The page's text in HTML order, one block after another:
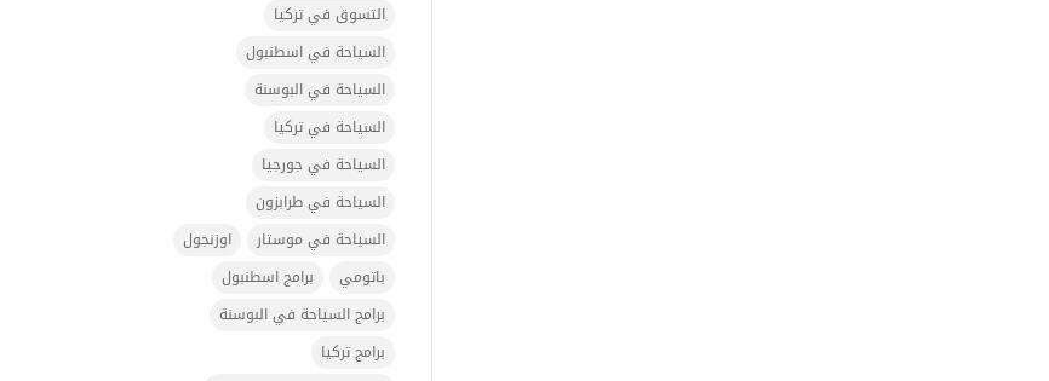
التسوق في تركيا
السياحة في اسطنبول
السياحة في البوسنة
السياحة في تركيا
السياحة في جورجيا
السياحة في طرابزون
السياحة في موستار
اوزنجول
باتومي
برامج اسطنبول
برامج السياحة في البوسنة
برامج تركيا